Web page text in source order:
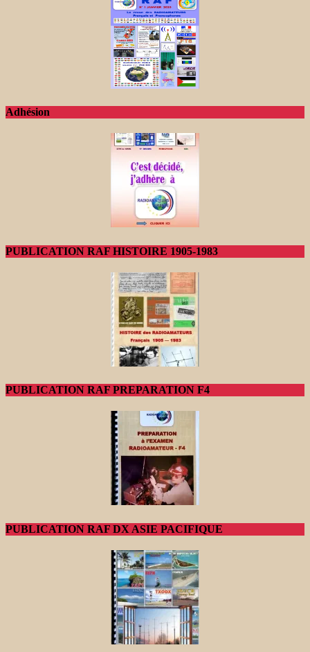
Adhésion
PUBLICATION RAF HISTOIRE 1905-1983
PUBLICATION RAF PREPARATION F4
PUBLICATION RAF DX ASIE PACIFIQUE